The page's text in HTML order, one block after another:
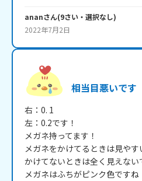
ananさん(9さい・ 選択なし)
2022年7月2日
相当目悪いです
右：0. 1
左：0.2です！
メガネ持ってます！
メガネをかけてるときは見やす
かけてないときは全く見えない
メガネはふちがピンク色ですね